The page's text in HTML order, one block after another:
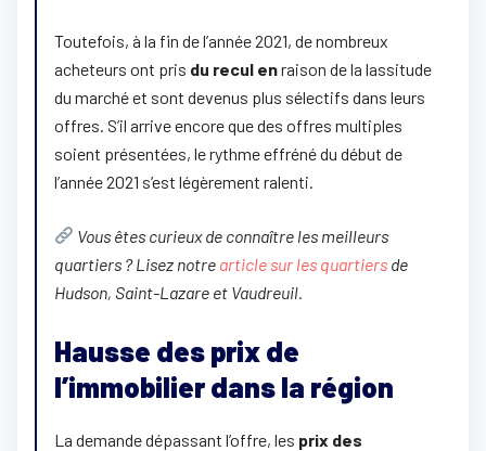
Toutefois, à la fin de l’année 2021, de nombreux
acheteurs ont pris du recul enraison de la lassitude
du marché et sont devenus plus sélectifs dans leurs
offres. S’il arrive encore que des offres multiples
soient présentées, le rythme effréné du début de
l’année 2021 s’est légèrement ralenti.
Vous êtes curieux de connaître les meilleurs
quartiers ? Lisez notre article sur les quartiers de
Hudson, Saint-Lazare et Vaudreuil.
Hausse des prix de
l’immobilier dans la région
La demande dépassant l’offre, les prix des